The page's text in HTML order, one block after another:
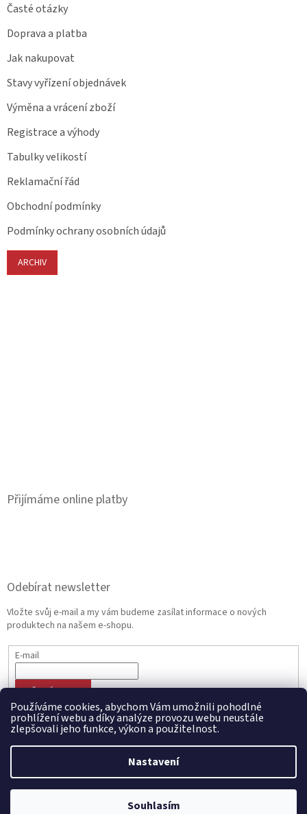
Používáme cookies, abychom Vám umožnili pohodlné
prohlížení webu a díky analýze provozu webu neustále
zlepšovali jeho funkce, výkon a použitelnost.
Nastavení
Souhlasím
Časté otázky
Doprava a platba
Jak nakupovat
Stavy vyřízení objednávek
Výměna a vrácení zboží
Registrace a výhody
Tabulky velikostí
Reklamační řád
Obchodní podmínky
Podmínky ochrany osobních údajů
ARCHIV
Přijímáme online platby
Odebírat newsletter
Vložte svůj e-mail a my vám budeme zasílat informace o nových
produktech na našem e-shopu.
E-mail
PŘIHLÁSIT SE
Copyright 2026CZECHMANIA.CZ | Český fanshop v národních
. Všechna práva vyhrazena.